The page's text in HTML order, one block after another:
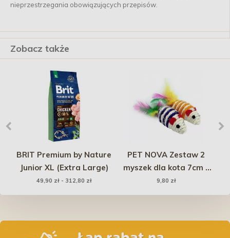
nieprzestrzegania obowiązujących przepisów.
Zobacz także
BRIT Premium by Nature
Junior XL (Extra Large)
49,90 zł - 312,80 zł
PET NOVA Zestaw 2
myszek dla kota 7cm x
3cm
9,80 zł